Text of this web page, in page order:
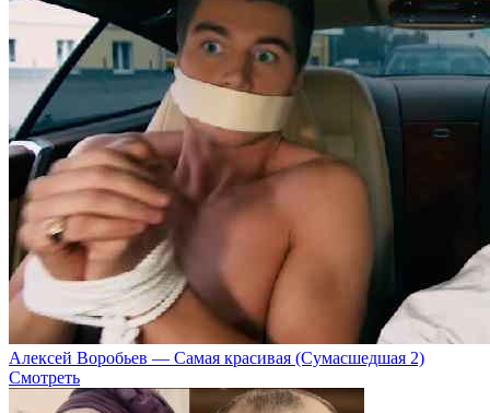
Алексей Воробьев — Самая красивая (Сумасшедшая 2)
Смотреть